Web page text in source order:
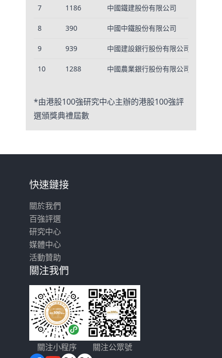
7 1186 中國鐵建股份有限公司
8 390 中國中鐵股份有限公司
9 939 中國建設銀行股份有限公司
10 1288 中國農業銀行股份有限公司
*由港股100強研究中心主辦的港股100強評
選頒獎典禮屆數
快速鏈接
關於我們
百強評選
研究中心
媒體中心
活動贊助
關注我們
關注小程序 關注公眾號